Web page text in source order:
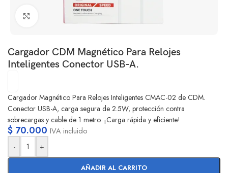
Clic para ampliar
Cargador CDM Magnético Para Relojes
Inteligentes Conector USB-A.
Cargador Magnético Para Relojes Inteligentes CMAC-02 de CDM.
Conector USB-A, carga segura de 2.5W, protección contra
sobrecargas y cable de 1 metro. ¡Carga rápida y eficiente!
$ 70.000 IVA incluido
-
+
AÑADIR AL CARRITO